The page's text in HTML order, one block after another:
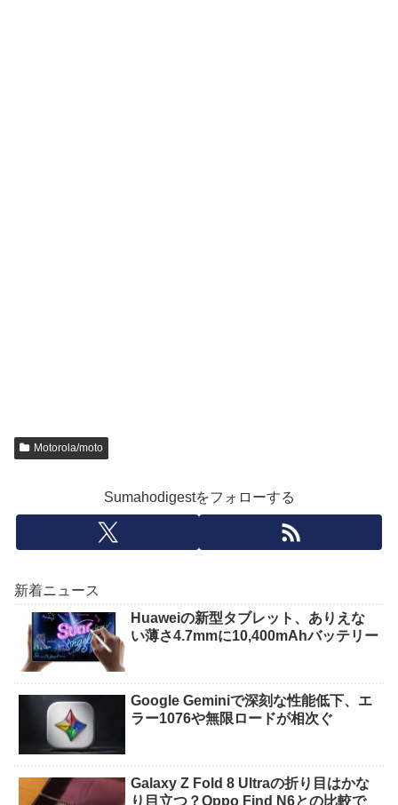
Motorola/moto
Sumahodigestをフォローする
新着ニュース
Huaweiの新型タブレット、ありえな
い薄さ4.7mmに10,400mAhバッテリー
Google Geminiで深刻な性能低下、エ
ラー1076や無限ロードが相次ぐ
Galaxy Z Fold 8 Ultraの折り目はかな
り目立つ？Oppo Find N6との比較で